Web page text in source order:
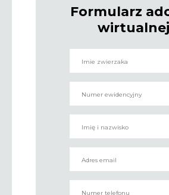
Formularz
wirtualnej